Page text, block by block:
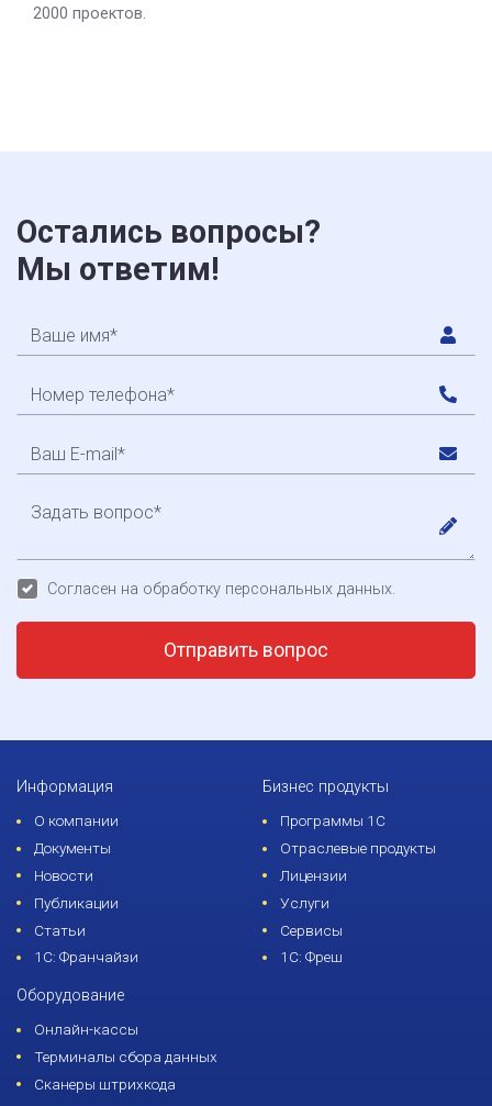
2000 проектов.
Остались вопросы?
Мы ответим!
Согласен на обработку персональных данных.
Отправить вопрос
Информация
О компании
Документы
Новости
Публикации
Статьи
1С: Франчайзи
Бизнес продукты
Программы 1С
Отраслевые продукты
Лицензии
Услуги
Сервисы
1С: Фреш
Оборудование
Онлайн-кассы
Терминалы сбора данных
Сканеры штрихкода